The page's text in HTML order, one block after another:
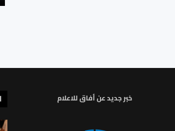
خبر جديد عن أفاق للاعلام